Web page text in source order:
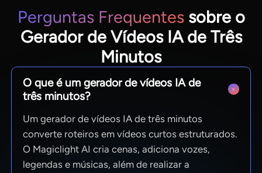
Perguntas Frequentessobre o
Gerador de Vídeos IA de Três
Minutos
O que é um gerador de vídeos IA de
três minutos?
Um gerador de vídeos IA de três minutos
converte roteiros em vídeos curtos estruturados.
O Magiclight AI cria cenas, adiciona vozes,
legendas e músicas, além de realizar a